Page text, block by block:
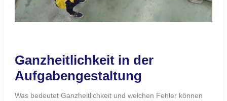
Ganzheitlichkeit in der
Aufgabengestaltung
Was bedeutet Ganzheitlichkeit und welchen Fehler können